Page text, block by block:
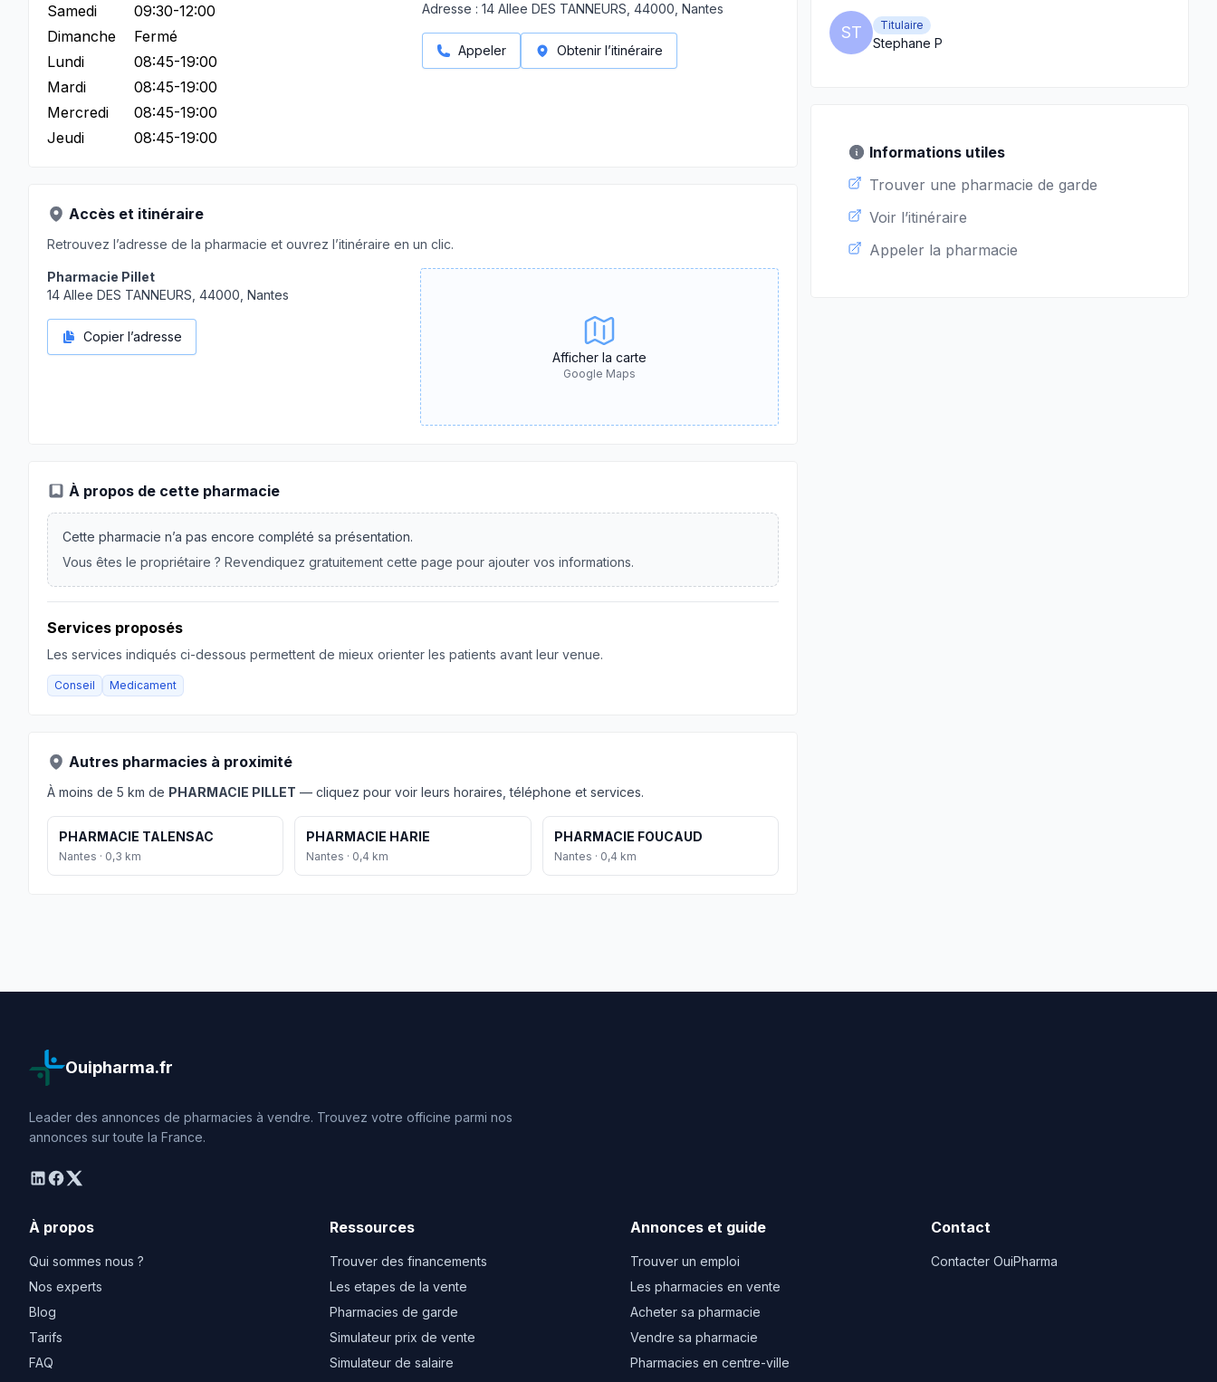
Samedi
09:30-12:00
Dimanche
Fermé
Lundi
08:45-19:00
Mardi
08:45-19:00
Mercredi
08:45-19:00
Jeudi
08:45-19:00
Adresse : 14 Allee DES TANNEURS, 44000, Nantes
Appeler Obtenir l’itinéraire
Accès et itinéraire
Retrouvez l’adresse de la pharmacie et ouvrez l’itinéraire en un clic.
Pharmacie Pillet
14 Allee DES TANNEURS, 44000, Nantes
Copier l’adresse
Afficher la carte
Google Maps
À propos de cette pharmacie
Cette pharmacie n’a pas encore complété sa présentation.
Vous êtes le propriétaire ? Revendiquez gratuitement cette page pour ajouter vos informations.
Services proposés
Les services indiqués ci-dessous permettent de mieux orienter les patients avant leur venue.
Conseil Medicament
Autres pharmacies à proximité
À moins de 5 km de PHARMACIE PILLET — cliquez pour voir leurs horaires, téléphone et services.
PHARMACIE TALENSAC
Nantes · 0,3 km
PHARMACIE HARIE
Nantes · 0,4 km
PHARMACIE FOUCAUD
Nantes · 0,4 km
ST Titulaire
Stephane P
Informations utiles
Trouver une pharmacie de garde
Voir l’itinéraire
Appeler la pharmacie
Ouipharma.fr
Leader des annonces de pharmacies à vendre. Trouvez votre officine parmi nos
annonces sur toute la France.
linkedin
facebook
twitter
À propos
Qui sommes nous ?
Nos experts
Blog
Tarifs
FAQ
Ressources
Trouver des financements
Les etapes de la vente
Pharmacies de garde
Simulateur prix de vente
Simulateur de salaire
Annonces et guide
Trouver un emploi
Les pharmacies en vente
Acheter sa pharmacie
Vendre sa pharmacie
Pharmacies en centre-ville
Contact
Contacter OuiPharma